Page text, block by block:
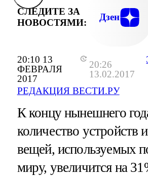
20:10 13
ФЕВРАЛЯ
2017
20:26
13.02.2017
РЕДАКЦИЯ ВЕСТИ.РУ
СЛЕДИТЕ ЗА
НОВОСТЯМИ:
Дзен
К концу нынешнего
количество устройств
вещей, используемых
миру, увеличится на